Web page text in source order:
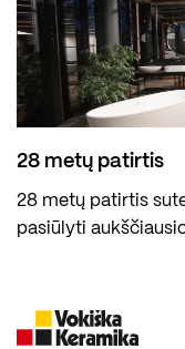
28 metų patirtis
28 metų patirtis
pasiūlyti